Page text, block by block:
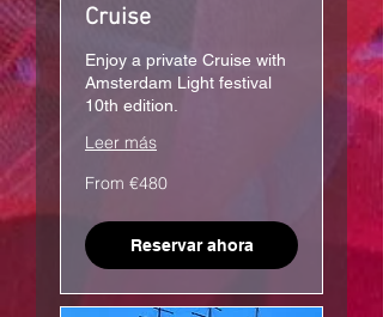
Cruise
Enjoy a private Cruise with
Amsterdam Light festival
10th edition.
Leer más
From
€480
From €480
Reservar ahora